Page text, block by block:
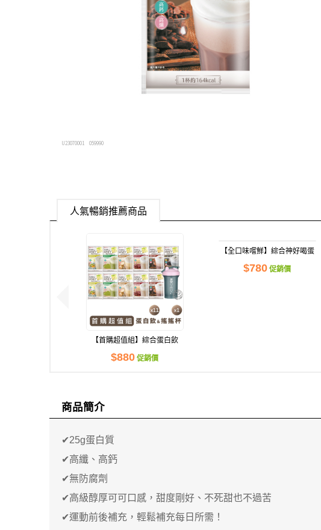
U23070001 059990
人氣暢銷推薦商品
【首購超值組】綜合蛋白飲
+搖搖杯
$880 促銷價
【全口味嚐鮮】綜合神好喝蛋
白飲
$780 促銷價
商品簡介
✔25g蛋白質
✔高纖、高鈣
✔無防腐劑
✔高級醇厚可可口感，甜度剛好、不死甜也不過苦
✔運動前後補充，輕鬆補充每日所需！